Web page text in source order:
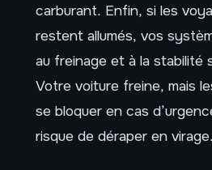
carburant. Enfin, si les
restent allumés, vos
au freinage et à la stabilité
Votre voiture freine, mais
se bloquer en cas
risque de déraper en virage.